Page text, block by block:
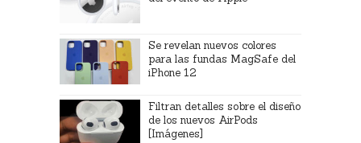
Se revelan nuevos colores
para las fundas MagSafe del
iPhone 12
Filtran detalles sobre el diseño
de los nuevos AirPods
[Imágenes]